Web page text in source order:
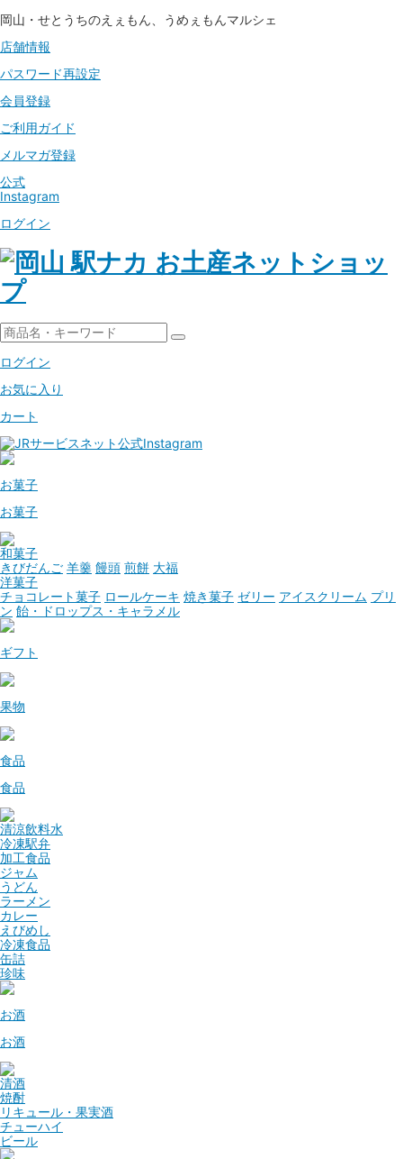
岡山・せとうちのえぇもん、うめぇもんマルシェ
店舗情報
パスワード再設定
会員登録
ご利用ガイド
メルマガ登録
公式
Instagram
ログイン
ログイン
お気に入り
カート
お菓子
お菓子
和菓子
きびだんご 羊羹 饅頭 煎餅 大福
洋菓子
チョコレート菓子 ロールケーキ 焼き菓子 ゼリー アイスクリーム プリ
ン 飴・ドロップス・キャラメル
ギフト
果物
食品
食品
清涼飲料水
冷凍駅弁
加工食品
ジャム
うどん
ラーメン
カレー
えびめし
冷凍食品
缶詰
珍味
お酒
お酒
清酒
焼酎
リキュール・果実酒
チューハイ
ビール